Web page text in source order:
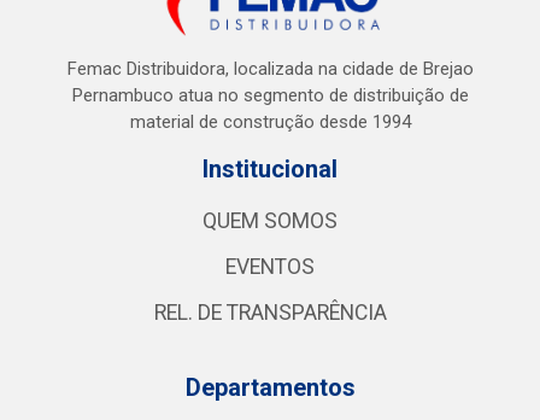
Femac Distribuidora, localizada na cidade de Brejao
Pernambuco atua no segmento de distribuição de
material de construção desde 1994
Institucional
QUEM SOMOS
EVENTOS
REL. DE TRANSPARÊNCIA
Departamentos